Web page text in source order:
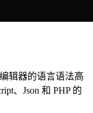
辑器的语言语法高
、Json 和 PHP 的